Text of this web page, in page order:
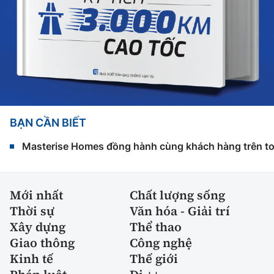
BẠN CẦN BIẾT
Masterise Homes đồng hành cùng khách hàng trên
Mới nhất
Chất lượng sống
Thời sự
Văn hóa - Giải trí
Xây dựng
Thể thao
Giao thông
Công nghệ
Kinh tế
Thế giới